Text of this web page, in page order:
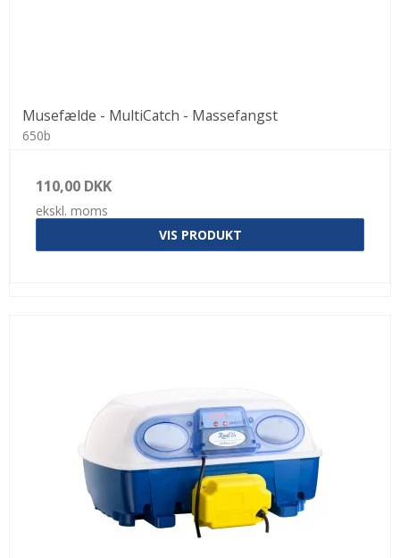
Musefælde - MultiCatch - Massefangst
650b
110,00 DKK
ekskl. moms
VIS PRODUKT